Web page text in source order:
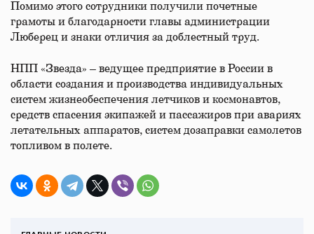
Помимо этого сотрудники получили почетные
грамоты и благодарности главы администрации
Люберец и знаки отличия за доблестный труд.
НПП «Звезда» – ведущее предприятие в России в
области создания и производства индивидуальных
систем жизнеобеспечения летчиков и космонавтов,
средств спасения экипажей и пассажиров при авариях
летательных аппаратов, систем дозаправки самолетов
топливом в полете.